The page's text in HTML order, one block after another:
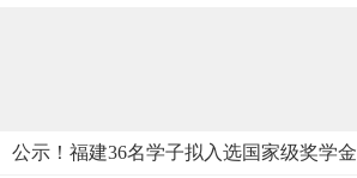
公示！福建36名学子拟入选国家级奖学金